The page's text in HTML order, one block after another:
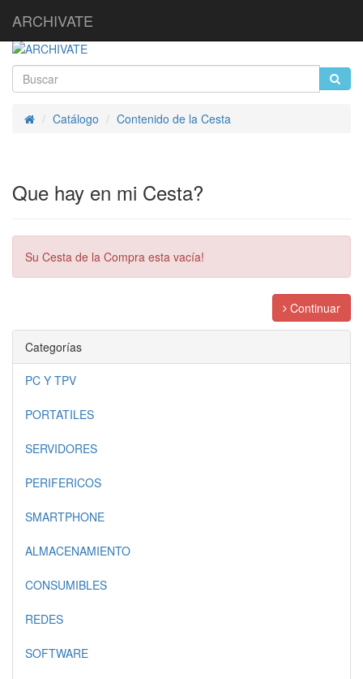
ARCHIVATE
InicioCatálogo Contenido de la Cesta
Que hay en mi Cesta?
Su Cesta de la Compra esta vacía!
Continuar
Categorías
PC Y TPV
PORTATILES
SERVIDORES
PERIFERICOS
SMARTPHONE
ALMACENAMIENTO
CONSUMIBLES
REDES
SOFTWARE